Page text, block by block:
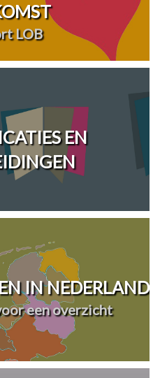
LOB
EN
IN NEDERLAND
een overzicht